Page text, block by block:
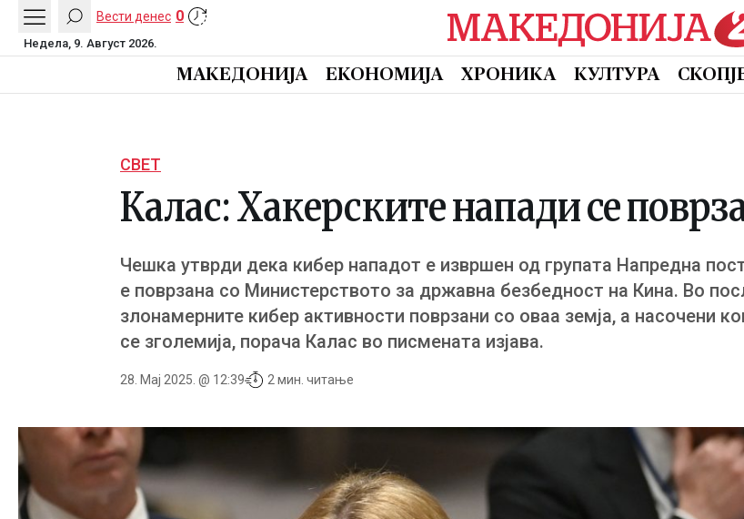
Вести денес 0
Недела, 9. Август 2026.
МАКЕДОНИЈА ЕКОНОМИЈА ХРОНИКА КУЛТУРА
СВЕТ
Калас: Хакерските напади се
Чешка утврди дека кибер нападот е извршен од групата Напредна
е поврзана со Министерството за државна безбедност на Кина. Во
злонамерните кибер активности поврзани со оваа земја, а насочени
се зголемија, порача Калас во писмената изјава.
28. Мај 2025. @ 12:39 2 мин. читање